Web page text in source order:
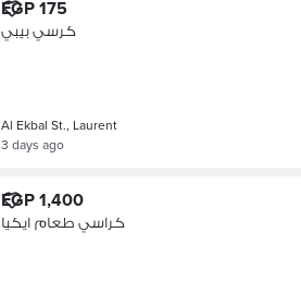
EGP 175
كرسي بيبي
Al Ekbal St., Laurent
3 days ago
EGP 1,400
كراسي طعام ايكيا